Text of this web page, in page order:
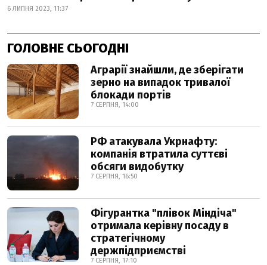
6 ЛИПНЯ 2023, 11:37
ГОЛОВНЕ СЬОГОДНІ
Аграрії знайшли, де зберігати
зерно на випадок тривалої
блокади портів
7 СЕРПНЯ, 14:00
РФ атакувала Укрнафту:
компанія втратила суттєві
обсяги видобутку
7 СЕРПНЯ, 16:50
Фігурантка "плівок Міндіча"
отримала керівну посаду в
стратегічному
держпідприємстві
7 СЕРПНЯ, 17:10